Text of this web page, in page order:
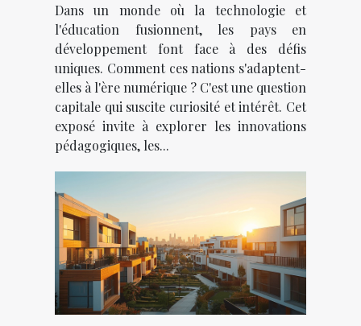
s'adaptent
Dans un monde où la technologie et
l'éducation fusionnent, les pays en
développement font face à des défis
uniques. Comment ces nations s'adaptent-
elles à l'ère numérique ? C'est une question
capitale qui suscite curiosité et intérêt. Cet
exposé invite à explorer les innovations
pédagogiques, les...